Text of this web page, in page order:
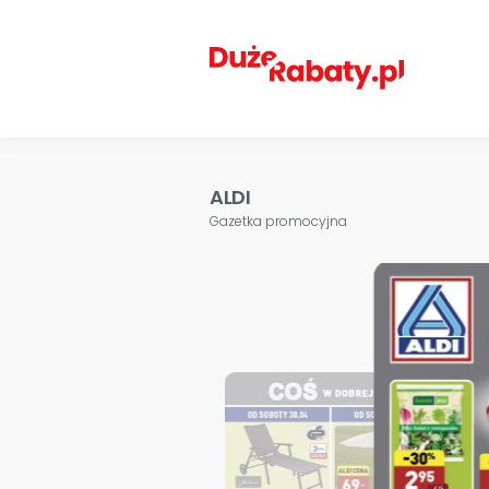
ALDI
Gazetka promocyjna